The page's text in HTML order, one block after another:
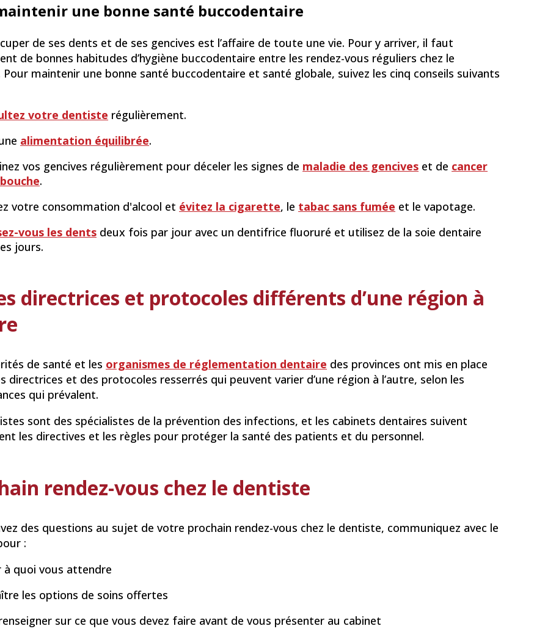
une bonne santé buccodentaire
de ses dents et de ses gencives est l’affaire de toute une vie. Pour y arriver, il faut
de bonnes habitudes d’hygiène buccodentaire entre les rendez-vous réguliers chez le
maintenir une bonne santé buccodentaire et santé globale, suivez les cinq conseils suivants
votre dentiste régulièrement.
alimentation équilibrée.
vos gencives régulièrement pour déceler les signes de maladie des gencives et de cancer
.
votre consommation d'alcool et évitez la cigarette, le tabac sans fumée et le vapotage.
vous les dents deux fois par jour avec un dentifrice fluoruré et utilisez de la soie dentaire
jours.
directrices et protocoles différents d’une région à
de santé et les organismes de réglementation dentaire des provinces ont mis en place
directrices et des protocoles resserrés qui peuvent varier d’une région à l’autre, selon les
qui prévalent.
sont des spécialistes de la prévention des infections, et les cabinets dentaires suivent
les directives et les règles pour protéger la santé des patients et du personnel.
rendez-vous chez le dentiste
des questions au sujet de votre prochain rendez-vous chez le dentiste, communiquez avec le
:
à quoi vous attendre
les options de soins offertes
sur ce que vous devez faire avant de vous présenter au cabinet